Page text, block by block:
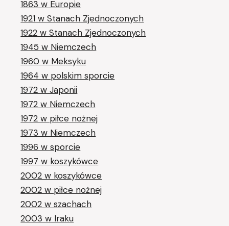
1863 w Europie
1921 w Stanach Zjednoczonych
1922 w Stanach Zjednoczonych
1945 w Niemczech
1960 w Meksyku
1964 w polskim sporcie
1972 w Japonii
1972 w Niemczech
1972 w piłce nożnej
1973 w Niemczech
1996 w sporcie
1997 w koszykówce
2002 w koszykówce
2002 w piłce nożnej
2002 w szachach
2003 w Iraku